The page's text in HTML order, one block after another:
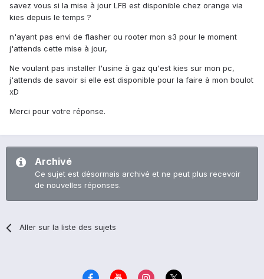
savez vous si la mise à jour LFB est disponible chez orange via
kies depuis le temps ?
n'ayant pas envi de flasher ou rooter mon s3 pour le moment
j'attends cette mise à jour,
Ne voulant pas installer l'usine à gaz qu'est kies sur mon pc,
j'attends de savoir si elle est disponible pour la faire à mon boulot
xD
Merci pour votre réponse.
Archivé
Ce sujet est désormais archivé et ne peut plus recevoir
de nouvelles réponses.
Aller sur la liste des sujets